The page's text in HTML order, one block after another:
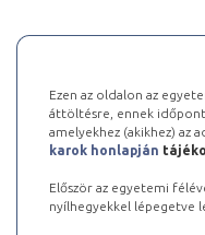
Ezen az oldalon az
áttöltésre, ennek
amelyekhez (akikhez) az
karok honlapján
Először az egyetemi
nyílhegyekkel lépegetve